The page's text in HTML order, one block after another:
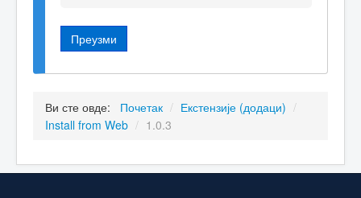
Преузми
Ви сте овде: Почетак / Екстензије (додаци) /
Install from Web / 1.0.3